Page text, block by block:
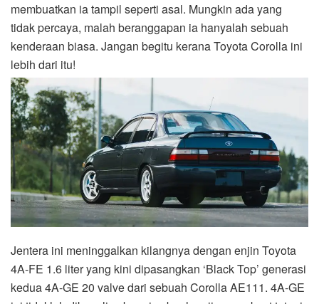
membuatkan ia tampil seperti asal. Mungkin ada yang
tidak percaya, malah beranggapan ia hanyalah sebuah
kenderaan biasa. Jangan begitu kerana Toyota Corolla ini
lebih dari itu!
Jentera ini meninggalkan kilangnya dengan enjin Toyota
4A-FE 1.6 liter yang kini dipasangkan ‘Black Top’ generasi
kedua 4A-GE 20 valve dari sebuah Corolla AE111. 4A-GE